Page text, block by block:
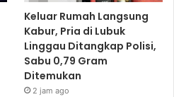
Keluar Rumah Langsung
Kabur, Pria di Lubuk
Linggau Ditangkap Polisi,
Sabu 0,79 Gram
Ditemukan
2 jam ago